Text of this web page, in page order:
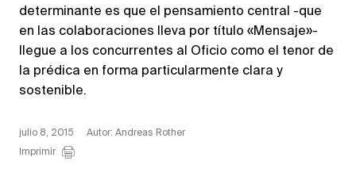
determinante es que el pensamiento central -que
en las colaboraciones lleva por título «Mensaje»-
llegue a los concurrentes al Oficio como el tenor de
la prédica en forma particularmente clara y
sostenible.
julio 8, 2015
Autor: Andreas Rother
Imprimir